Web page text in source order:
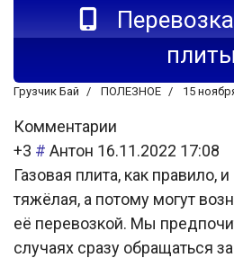
плиты
Грузчик Бай ПОЛЕЗНОЕ 15
Комментарии
+3 # Антон 16.11.2022 17:08
Газовая плита, как правило, и
тяжёлая, а потому могут
её перевозкой. Мы
случаях сразу обращаться